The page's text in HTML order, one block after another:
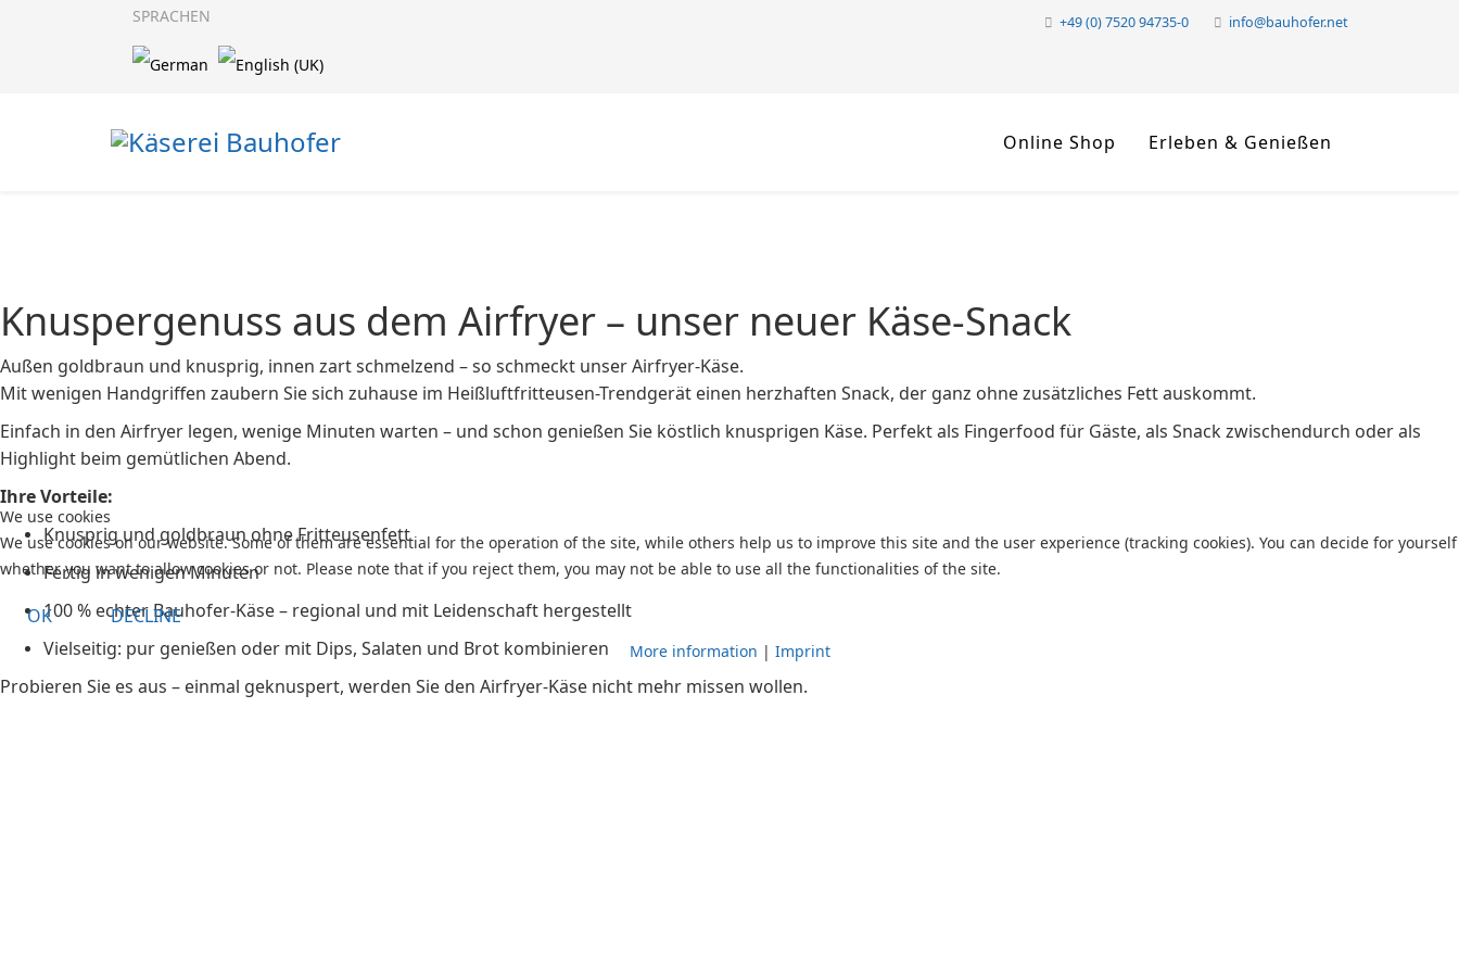
SPRACHEN +49 (0) 7520 94735-0 info@bauhofer.net
Online Shop Erleben & Genießen
Knuspergenuss aus dem Airfryer – unser neuer Käse-Snack
Außen goldbraun und knusprig, innen zart schmelzend – so schmeckt unser Airfryer-Käse.
Mit wenigen Handgriffen zaubern Sie sich zuhause im Heißluftfritteusen-Trendgerät einen herzhaften Snack, der ganz ohne zusätzliches Fett auskommt.
Einfach in den Airfryer legen, wenige Minuten warten – und schon genießen Sie köstlich knusprigen Käse. Perfekt als Fingerfood für Gäste, als Snack zwischendurch oder als
Highlight beim gemütlichen Abend.
Ihre Vorteile:
Knusprig und goldbraun ohne Fritteusenfett
Fertig in wenigen Minuten
100 % echter Bauhofer-Käse – regional und mit Leidenschaft hergestellt
Vielseitig: pur genießen oder mit Dips, Salaten und Brot kombinieren
Probieren Sie es aus – einmal geknuspert, werden Sie den Airfryer-Käse nicht mehr missen wollen.
We use cookies
We use cookies on our website. Some of them are essential for the operation of the site, while others help us to improve this site and the user experience (tracking cookies). You can decide for yourself
whether you want to allow cookies or not. Please note that if you reject them, you may not be able to use all the functionalities of the site.
OK DECLINE
More information | Imprint